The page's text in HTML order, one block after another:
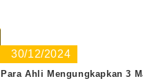
30/12/2024
Para Ahli Mengungkapkan 3